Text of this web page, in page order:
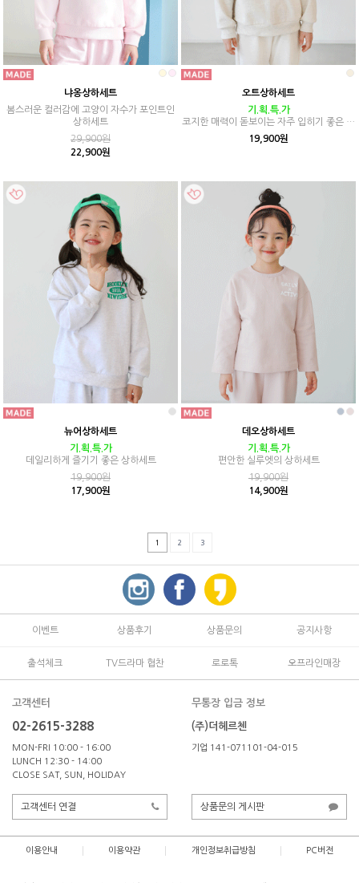
냐옹상하세트
봄스러운 컬러감에 고양이 자수가 포인트인
상하세트
29,900원
22,900원
오트상하세트
기.획.특.가
코지한 매력이 돋보이는 자주 입히기 좋은 상
하세트
19,900원
뉴어상하세트
기.획.특.가
데일리하게 즐기기 좋은 상하세트
19,900원
17,900원
데오상하세트
기.획.특.가
편안한 실루엣의 상하세트
19,900원
14,900원
1 2 3
이벤트 상품후기 상품문의 공지사항
출석체크 TV드라마 협찬 로로톡 오프라인매장
고객센터
02-2615-3288
MON-FRI 10:00 - 16:00
LUNCH 12:30 - 14:00
CLOSE SAT, SUN, HOLIDAY
무통장 입금 정보
(주)더헤르첸
기업 141-071101-04-015
고객센터 연결 상품문의 게시판
이용안내 이용약관 개인정보취급방침 PC버전